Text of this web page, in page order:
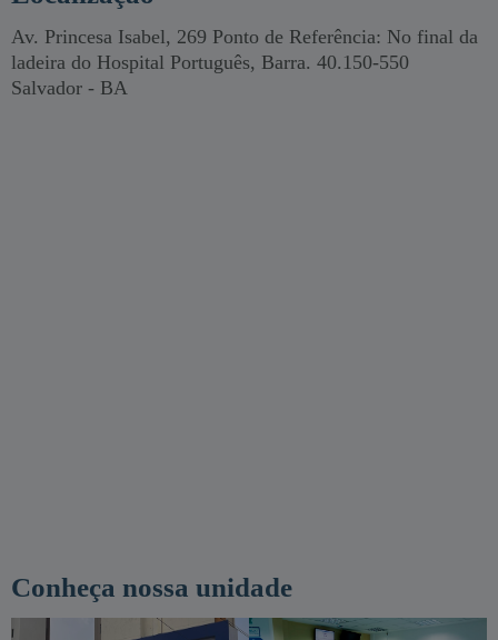
Av. Princesa Isabel, 269 Ponto de Referência: No final da
ladeira do Hospital Português, Barra. 40.150-550
Salvador - BA
Conheça nossa unidade